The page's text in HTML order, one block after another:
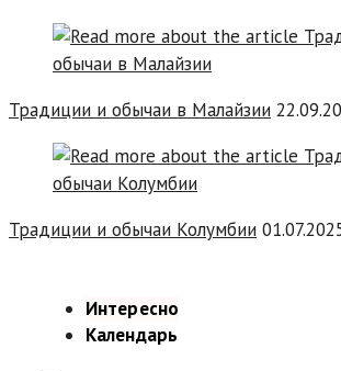
Традиции и обычаи в Малайзии
Традиции и обычаи Колумбии
Интересно
Календарь